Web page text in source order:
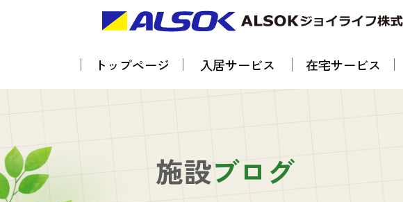
トップページ 入居サービス 在宅サービス
施設ブログ